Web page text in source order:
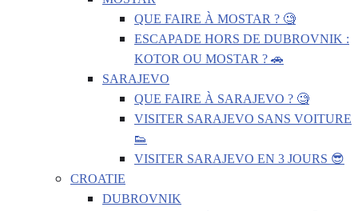
QUE FAIRE À MOSTAR ? 🧐
ESCAPADE HORS DE DUBROVNIK :
KOTOR OU MOSTAR ? 🚗
SARAJEVO
QUE FAIRE À SARAJEVO ? 🧐
VISITER SARAJEVO SANS VOITURE
👟
VISITER SARAJEVO EN 3 JOURS 😎
CROATIE
DUBROVNIK